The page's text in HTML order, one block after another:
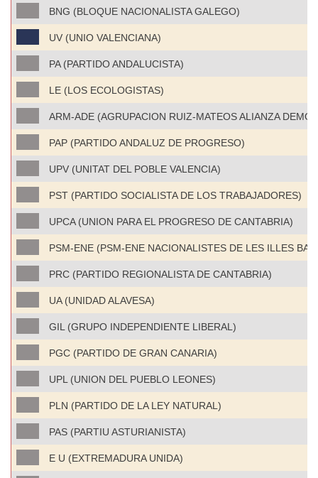
BNG (BLOQUE NACIONALISTA GALEGO)
UV (UNIO VALENCIANA)
PA (PARTIDO ANDALUCISTA)
LE (LOS ECOLOGISTAS)
ARM-ADE (AGRUPACION RUIZ-MATEOS ALIANZA
PAP (PARTIDO ANDALUZ DE PROGRESO)
UPV (UNITAT DEL POBLE VALENCIA)
PST (PARTIDO SOCIALISTA DE LOS TRABAJADORES)
UPCA (UNION PARA EL PROGRESO DE CANTABRIA)
PSM-ENE (PSM-ENE NACIONALISTES DE LES ILLES
PRC (PARTIDO REGIONALISTA DE CANTABRIA)
UA (UNIDAD ALAVESA)
GIL (GRUPO INDEPENDIENTE LIBERAL)
PGC (PARTIDO DE GRAN CANARIA)
UPL (UNION DEL PUEBLO LEONES)
PLN (PARTIDO DE LA LEY NATURAL)
PAS (PARTIU ASTURIANISTA)
E U (EXTREMADURA UNIDA)